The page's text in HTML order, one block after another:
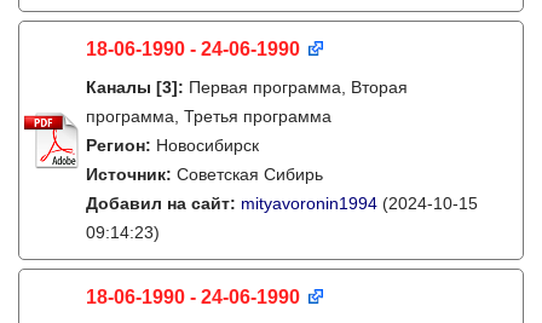
18-06-1990 - 24-06-1990
Каналы [3]: Первая программа, Вторая
программа, Третья программа
Регион: Новосибирск
Источник: Советская Сибирь
Добавил на сайт: mityavoronin1994 (2024-10-15
09:14:23)
18-06-1990 - 24-06-1990